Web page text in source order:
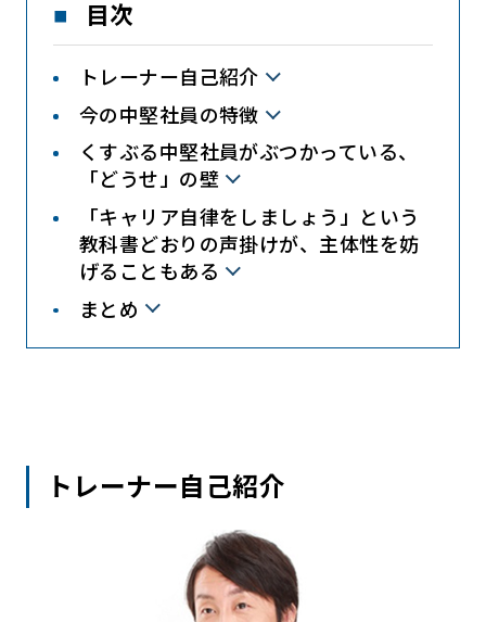
目次
トレーナー自己紹介
今の中堅社員の特徴
くすぶる中堅社員がぶつかっている、
「どうせ」の壁
「キャリア自律をしましょう」という
教科書どおりの声掛けが、主体性を妨
げることもある
まとめ
トレーナー自己紹介